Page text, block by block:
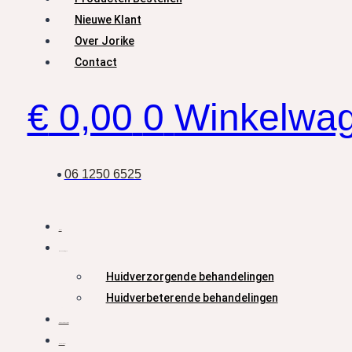
Nieuwe Klant
Over Jorike
Contact
€ 0,00 0
06 1250 6525
Huidverzorgende behandelingen
Huidverbeterende behandelingen